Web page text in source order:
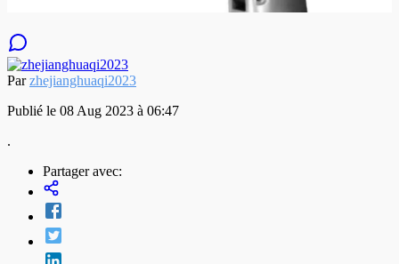
Parzhejianghuaqi2023
Publié le 08 Aug 2023 à 06:47
.
Partager avec: